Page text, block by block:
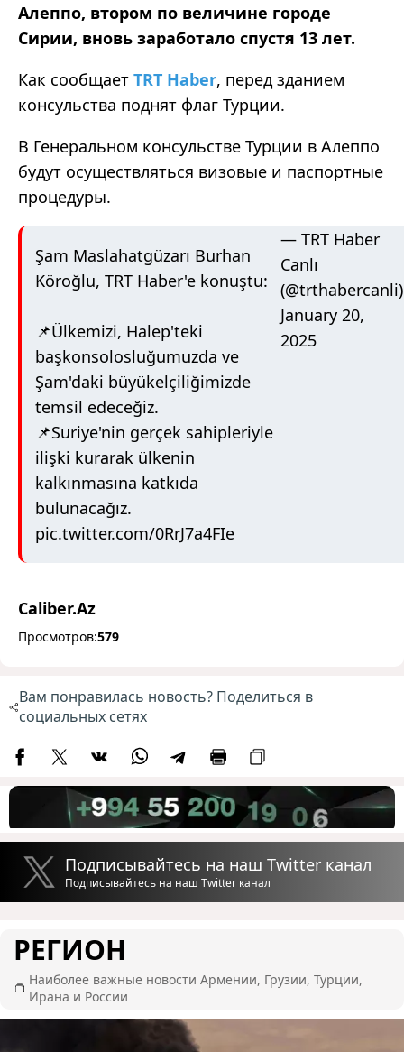
Алеппо, втором по величине городе
Сирии, вновь заработало спустя 13 лет.
Как сообщает TRT Haber, перед зданием
консульства поднят флаг Турции.
В Генеральном консульстве Турции в Алеппо
будут осуществляться визовые и паспортные
процедуры.
Şam Maslahatgüzarı Burhan
Köroğlu, TRT Haber'e konuştu:
📌Ülkemizi, Halep'teki
başkonsolosluğumuzda ve
Şam'daki büyükelçiliğimizde
temsil edeceğiz.
📌Suriye'nin gerçek sahipleriyle
ilişki kurarak ülkenin
kalkınmasına katkıda
bulunacağız.
pic.twitter.com/0RrJ7a4FIe
— TRT Haber
Canlı
(@trthabercanli)
January 20,
2025
Caliber.Az
Просмотров:579
Вам понравилась новость? Поделиться в
социальных сетях
Подписывайтесь на наш Twitter канал
Подписывайтесь на наш Twitter канал
РЕГИОН
Наиболее важные новости Армении, Грузии, Турции,
Ирана и России